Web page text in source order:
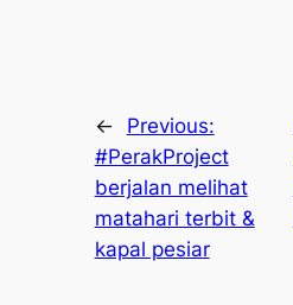
←
Previous:
#PerakProject
berjalan melihat
matahari terbit &
kapal pesiar